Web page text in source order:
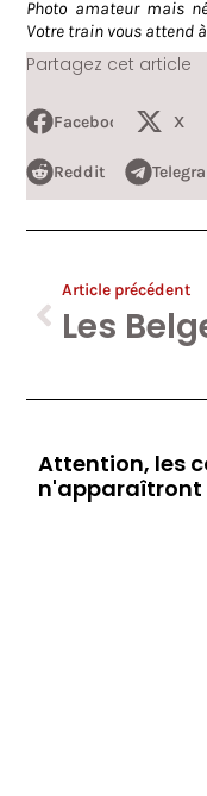
Partagez cet article
Photo amateur mais
Votre train vous attend à
Facebook X
Reddit
Article précédent
Attention, les
n'apparaîtront